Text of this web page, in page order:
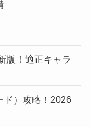
版！適正キャラ
ド）攻略！2026